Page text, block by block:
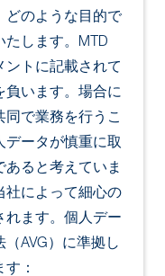
どのような目的で
します。MTD
ントに記載されて
負います。場合に
で業務を行うこ
データが慎重に取
ると考えていま
社によって細心の
れます。個人デー
AVG）に準拠し
：